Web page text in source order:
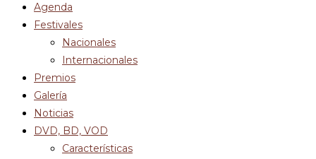
Agenda
Festivales
Nacionales
Internacionales
Premios
Galería
Noticias
DVD, BD, VOD
Características